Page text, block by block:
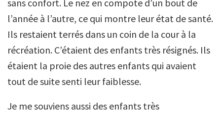
sans confort. Le nez en compote d’un bout de
l’année à l’autre, ce qui montre leur état de santé.
Ils restaient terrés dans un coin de la cour à la
récréation. C’étaient des enfants très résignés. Ils
étaient la proie des autres enfants qui avaient
tout de suite senti leur faiblesse.
Je me souviens aussi des enfants très